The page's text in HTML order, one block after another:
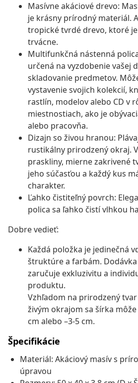
Masívne akáciové drevo:
je krásny prírodný materiál.
tropické tvrdé drevo, ktoré
trvácne.
Multifunkčná nástenná
určená na vyzdobenie vašej
skladovanie predmetov.
vystavenie svojich kolekcií,
rastlín, modelov alebo CD v
miestnostiach, ako je
alebo pracovňa.
Dizajn so živou hranou:
rustikálny prirodzený okraj.
praskliny, mierne zakrivené
jeho súčasťou a každý kus
charakter.
Ľahko čistiteľný povrch:
polica sa ľahko čistí vlhkou
Dobre vedieť:
Každá položka je jedinečná
štruktúre a farbám.
zaručuje exkluzivitu a
produktu.
Vzhľadom na prirodzený
živým okrajom sa šírka
cm alebo –3-5 cm.
Špecifikácie
Materiál: Akáciový masív s
úpravou